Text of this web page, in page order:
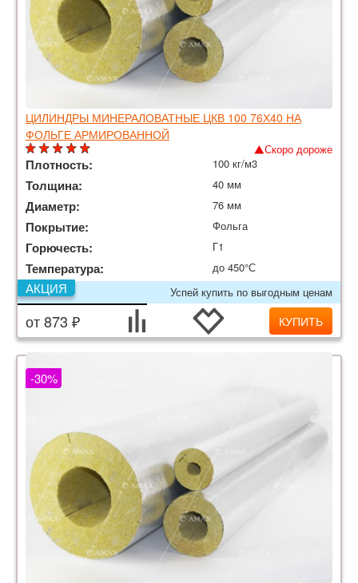
ЦИЛИНДРЫ МИНЕРАЛОВАТНЫЕ ЦКВ 100 76Х40 НА
ФОЛЬГЕ АРМИРОВАННОЙ
Скоро дороже
Плотность: 100 кг/м3
Толщина: 40 мм
Диаметр: 76 мм
Покрытие: Фольга
Горючесть: Г1
Температура:
до 450°С
Успей купить по выгодным ценам
АКЦИЯ
от 873 ₽ КУПИТЬ
-30%